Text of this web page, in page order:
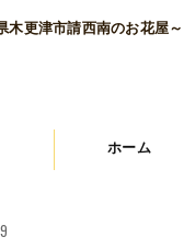
木更津市請西南のお花屋
ホーム